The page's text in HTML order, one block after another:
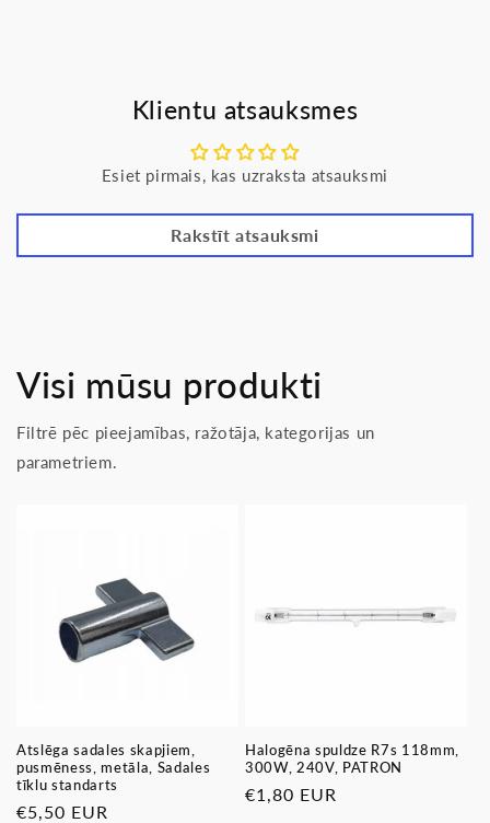
Klientu atsauksmes
Esiet pirmais, kas uzraksta atsauksmi
Rakstīt atsauksmi
Visi mūsu produkti
Filtrē pēc pieejamības, ražotāja, kategorijas un
parametriem.
Atslēga sadales skapjiem,
pusmēness, metāla, Sadales
tīklu standarts
Parastā
€5,50 EUR
Halogēna spuldze R7s 118mm,
300W, 240V, PATRON
Parastā
€1,80 EUR